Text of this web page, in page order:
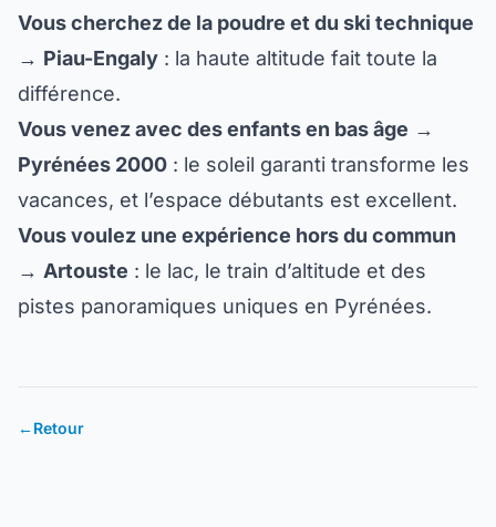
Vous cherchez de la poudre et du ski technique
→ Piau-Engaly : la haute altitude fait toute la
différence.
Vous venez avec des enfants en bas âge →
Pyrénées 2000 : le soleil garanti transforme les
vacances, et l’espace débutants est excellent.
Vous voulez une expérience hors du commun
→ Artouste : le lac, le train d’altitude et des
pistes panoramiques uniques en Pyrénées.
←Retour